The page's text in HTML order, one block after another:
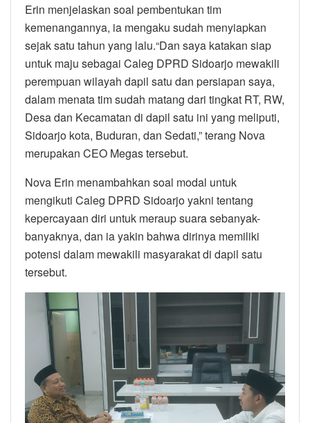
Erin menjelaskan soal pembentukan tim
kemenangannya, ia mengaku sudah menyiapkan
sejak satu tahun yang lalu.“Dan saya katakan siap
untuk maju sebagai Caleg DPRD Sidoarjo mewakili
perempuan wilayah dapil satu dan persiapan saya,
dalam menata tim sudah matang dari tingkat RT, RW,
Desa dan Kecamatan di dapil satu ini yang meliputi,
Sidoarjo kota, Buduran, dan Sedati,” terang Nova
merupakan CEO Megas tersebut.
Nova Erin menambahkan soal modal untuk
mengikuti Caleg DPRD Sidoarjo yakni tentang
kepercayaan diri untuk meraup suara sebanyak-
banyaknya, dan ia yakin bahwa dirinya memiliki
potensi dalam mewakili masyarakat di dapil satu
tersebut.